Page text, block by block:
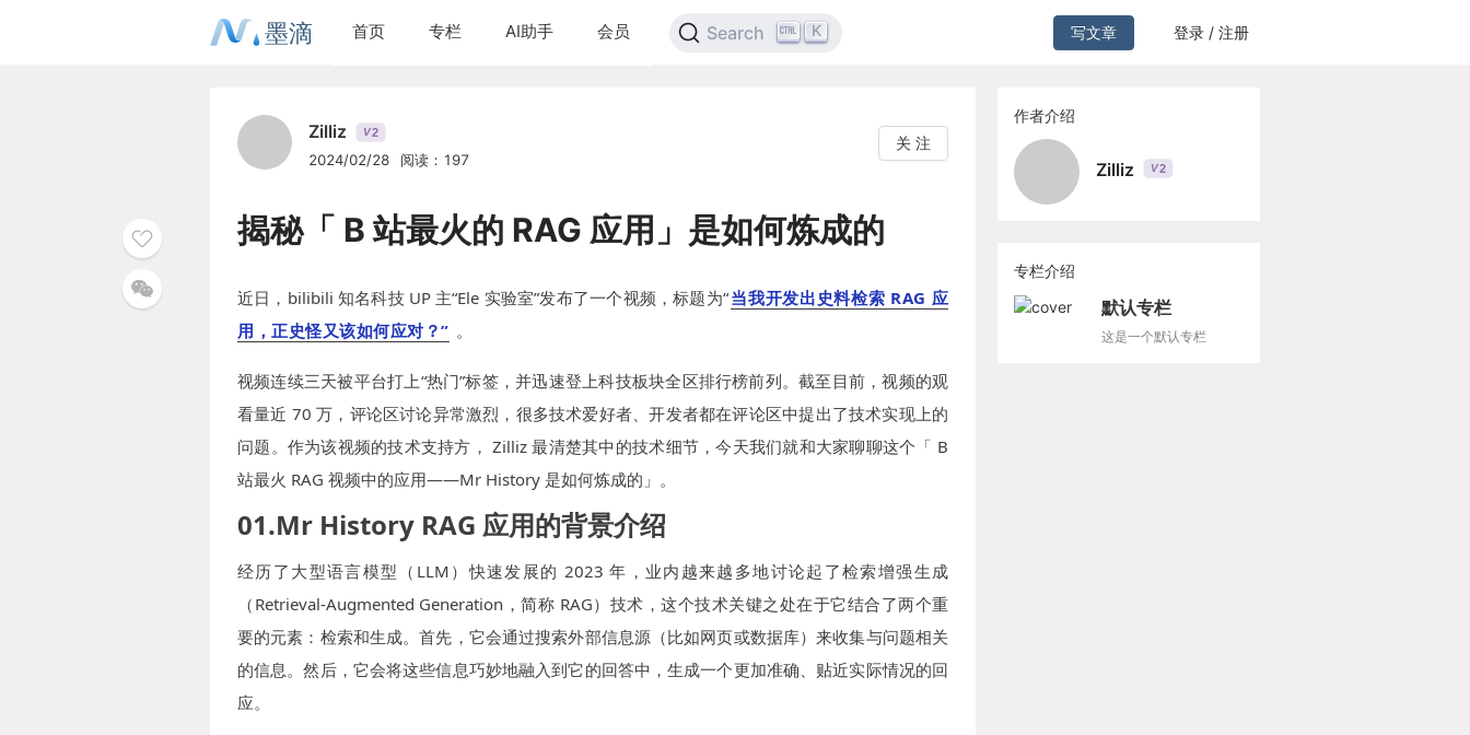
墨滴 首页 专栏 AI助手 会员 Search K 写文章 登录 / 注册
Zilliz V2
2024/02/28 阅读：197
关 注
揭秘「 B 站最火的 RAG 应用」是如何炼成的
近日，bilibili 知名科技 UP 主“Ele 实验室”发布了一个视频，标题为“当我开发出史料检索 RAG 应
用，正史怪又该如何应对？” 。
视频连续三天被平台打上“热门”标签，并迅速登上科技板块全区排行榜前列。截至目前，视频的观
看量近 70 万，评论区讨论异常激烈，很多技术爱好者、开发者都在评论区中提出了技术实现上的
问题。作为该视频的技术支持方， Zilliz 最清楚其中的技术细节，今天我们就和大家聊聊这个「 B
站最火 RAG 视频中的应用——Mr History 是如何炼成的」。
01.Mr History RAG 应用的背景介绍
经历了大型语言模型（LLM）快速发展的 2023 年，业内越来越多地讨论起了检索增强生成
（Retrieval-Augmented Generation，简称 RAG）技术，这个技术关键之处在于它结合了两个重
要的元素：检索和生成。首先，它会通过搜索外部信息源（比如网页或数据库）来收集与问题相关
的信息。然后，它会将这些信息巧妙地融入到它的回答中，生成一个更加准确、贴近实际情况的回
应。
作者介绍
Zilliz V2
专栏介绍
默认专栏
这是一个默认专栏